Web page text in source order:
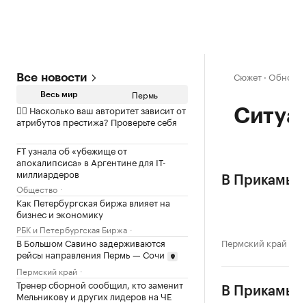
Все новости
Весь мир Пермь
✍🏻 Насколько ваш авторитет зависит от
атрибутов престижа? Проверьте себя
FT узнала об «убежище от
апокалипсиса» в Аргентине для IT-
миллиардеров
Общество
Как Петербургская биржа влияет на
бизнес и экономику
РБК и Петербургская Биржа
В Большом Савино задерживаются
рейсы направления Пермь — Сочи
Пермский край
Тренер сборной сообщил, кто заменит
Мельникову и других лидеров на ЧЕ
Сюжет ·
В
Пермский край
В